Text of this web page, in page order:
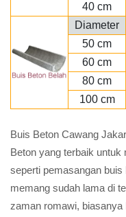
40 cm
Diameter
50 cm
60 cm
80 cm
100 cm
Buis Beton Cawang
Beton yang terbaik untuk
seperti pemasangan
memang sudah lama di
zaman romawi,